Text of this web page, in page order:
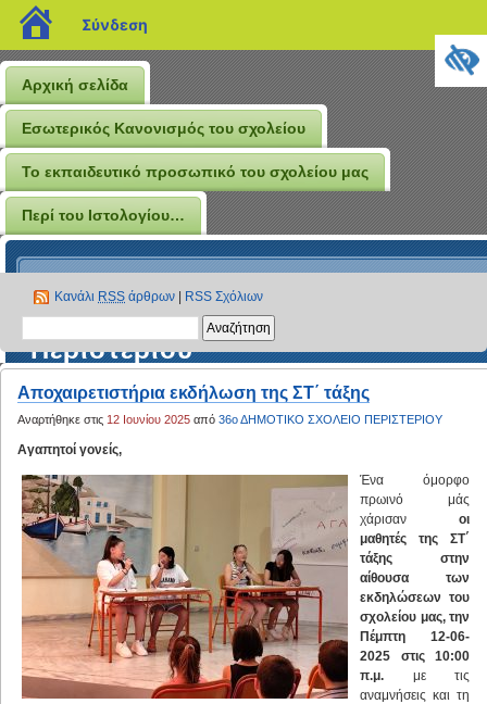
blogs.sch.gr
Σύνδεση
Αρχική σελίδα
Εσωτερικός Κανονισμός του σχολείου
Το εκπαιδευτικό προσωπικό του σχολείου μας
Περί του Ιστολογίου…
Το Ιστολόγιο του 36ου
Δημοτικού Σχολείου
Περιστερίου
Κανάλι RSS άρθρων RSS Σχόλιων
Αποχαιρετιστήρια εκδήλωση της ΣΤ΄ τάξης
Αναρτήθηκε στις 12 Ιουνίου 2025 από 36ο ΔΗΜΟΤΙΚΟ ΣΧΟΛΕΙΟ ΠΕΡΙΣΤΕΡΙΟΥ
Αγαπητοί γονείς,
Ένα όμορφο
πρωινό μάς
χάρισαν οι
μαθητές της ΣΤ΄
τάξης στην
αίθουσα των
εκδηλώσεων του
σχολείου μας, την
Πέμπτη 12-06-
2025 στις 10:00
π.μ. με τις
αναμνήσεις και τη